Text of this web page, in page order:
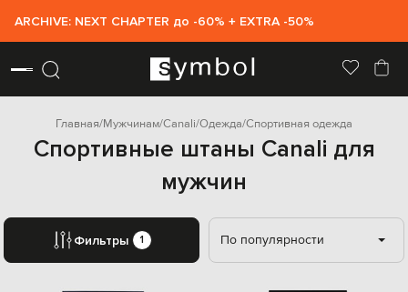
ARCHIVE: NEXT CHAPTER до -60% + EXTRA -50%
Главная Мужчинам Canali Одежда Спортивная одежда
Спортивные штаны Canali для
мужчин
Фильтры 1 По популярности